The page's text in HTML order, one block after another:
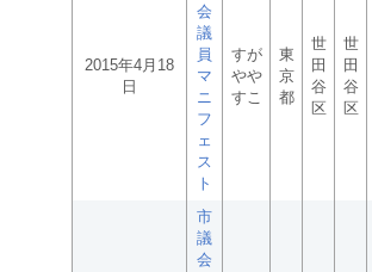
2015年4月18
日
会
議
員
マ
ニ
フ
ェ
ス
ト
すが
やや
すこ
東
京
都
世
田
谷
区
世
田
谷
区
市
議
会